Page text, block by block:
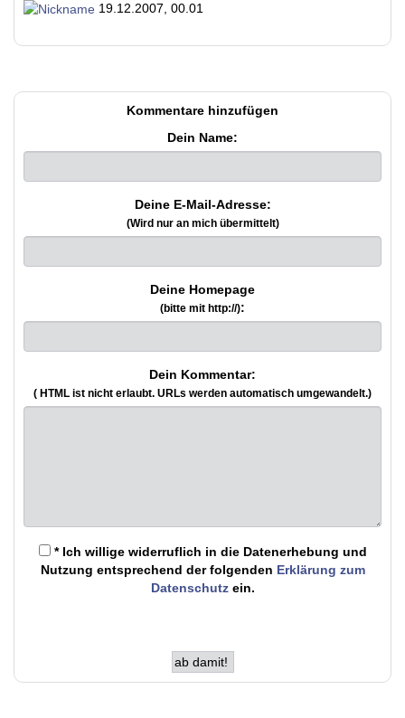
19.12.2007, 00.01
Kommentare hinzufügen
Dein Name:
Deine E-Mail-Adresse:
(Wird nur an mich übermittelt)
Deine Homepage
(bitte mit http://):
Dein Kommentar:
( HTML ist nicht erlaubt. URLs werden automatisch umgewandelt.)
* Ich willige widerruflich in die Datenerhebung und
Nutzung entsprechend der folgenden Erklärung zum
Datenschutzein.